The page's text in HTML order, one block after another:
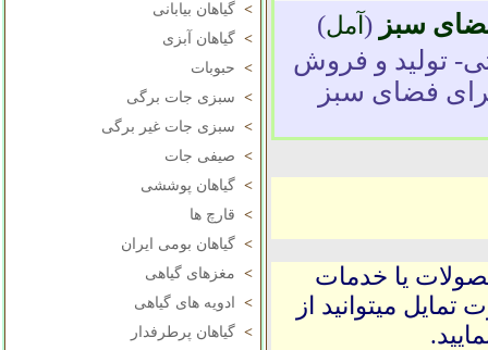
> گیاهان بیابانی
> گیاهان آبزی
> حبوبات
> سبزی جات برگی
> سبزی جات غیر برگی
> صیفی جات
> گیاهان پوششی
> قارچ ها
> گیاهان بومی ایران
> مغزهای گیاهی
>
ادویه های گیاهی
> گیاهان پرطرفدار
سبز (آمل)
تولید و فروش
فضای سبز
یا خدمات
میتوانید از